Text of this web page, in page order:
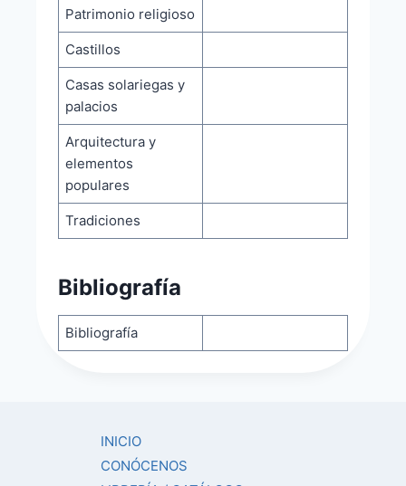
Patrimonio religioso
Castillos
Casas solariegas y
palacios
Arquitectura y
elementos
populares
Tradiciones
Bibliografía
Bibliografía
INICIO
CONÓCENOS